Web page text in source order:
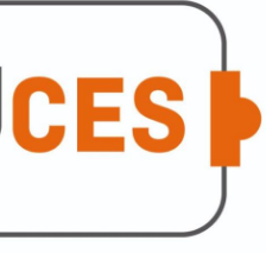
1ª División Nacional
3x3
Plan Minibasket
Copa de Extremadura
Torneos Amistosos